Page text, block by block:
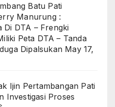
Batu Pati
Manurung :
Di DTA – Frengki
Peta DTA – Tanda
Dipalsukan May 17,
Ijin Pertambangan Pati
Investigasi Proses